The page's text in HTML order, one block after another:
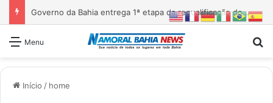
Governo da Bahia entrega 1ª etapa da requalificação do Parque Metropolitano de Pituaçu
Menu
Início / home